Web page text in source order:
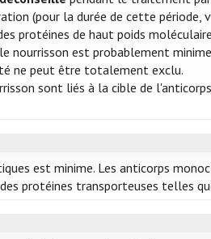
(pour la durée de cette période,
protéines de haut poids
nourrisson est probablement
ne peut être totalement exclu.
sont liés à la cible de
est minime. Les anticorps
protéines transporteuses telles